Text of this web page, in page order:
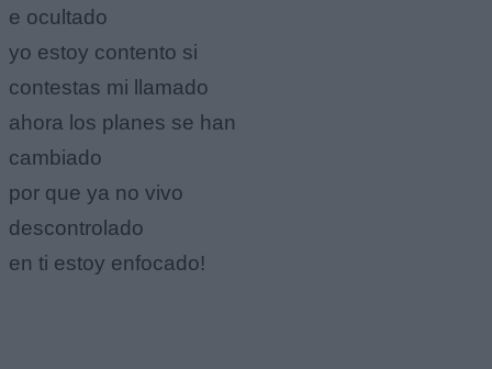
e ocultado
yo estoy contento si
contestas mi llamado
ahora los planes se han
cambiado
por que ya no vivo
descontrolado
en ti estoy enfocado!